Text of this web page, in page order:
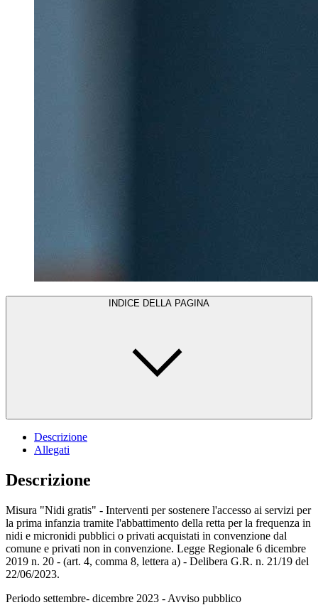
INDICE DELLA PAGINA
Descrizione
Allegati
Descrizione
Misura "Nidi gratis" - Interventi per sostenere l'accesso ai servizi per
la prima infanzia tramite l'abbattimento della retta per la frequenza in
nidi e micronidi pubblici o privati acquistati in convenzione dal
comune e privati non in convenzione. Legge Regionale 6 dicembre
2019 n. 20 - (art. 4, comma 8, lettera a) - Delibera G.R. n. 21/19 del
22/06/2023.
Periodo settembre- dicembre 2023 - Avviso pubblico